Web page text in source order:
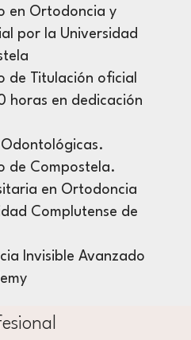
en Ortodoncia y
por la Universidad
de Titulación oficial
horas en dedicación
Odontológicas.
de Compostela.
en Ortodoncia
Complutense de
Invisible Avanzado